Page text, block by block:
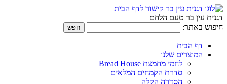
דגנית עין בר טעם הלחם
חיפוש באתר:
דף הבית
המוצרים שלנו
לחמי מחמצת Bread House
סדרת הקמחים המלאים
הסדרה הקלה